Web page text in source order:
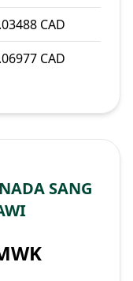
CAD
CAD
SANG